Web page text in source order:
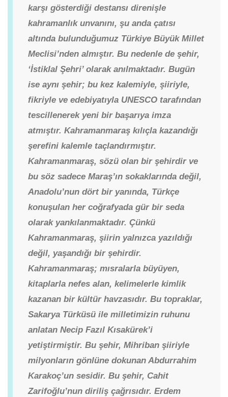
karşı gösterdiği destansı direnişle
kahramanlık unvanını, şu anda çatısı
altında bulunduğumuz Türkiye Büyük Millet
Meclisi’nden almıştır. Bu nedenle de şehir,
‘İstiklal Şehri’ olarak anılmaktadır. Bugün
ise aynı şehir; bu kez kalemiyle, şiiriyle,
fikriyle ve edebiyatıyla UNESCO tarafından
tescillenerek yeni bir başarıya imza
atmıştır. Kahramanmaraş kılıçla kazandığı
şerefini kalemle taçlandırmıştır.
Kahramanmaraş, sözü olan bir şehirdir ve
bu söz sadece Maraş’ın sokaklarında değil,
Anadolu’nun dört bir yanında, Türkçe
konuşulan her coğrafyada gür bir seda
olarak yankılanmaktadır. Çünkü
Kahramanmaraş, şiirin yalnızca yazıldığı
değil, yaşandığı bir şehirdir.
Kahramanmaraş; mısralarla büyüyen,
kitaplarla nefes alan, kelimelerle kimlik
kazanan bir kültür havzasıdır. Bu topraklar,
Sakarya Türküsü ile milletimizin ruhunu
anlatan Necip Fazıl Kısakürek’i
yetiştirmiştir. Bu şehir, Mihriban şiiriyle
milyonların gönlüne dokunan Abdurrahim
Karakoç’un sesidir. Bu şehir, Cahit
Zarifoğlu’nun diriliş çağrısıdır. Erdem